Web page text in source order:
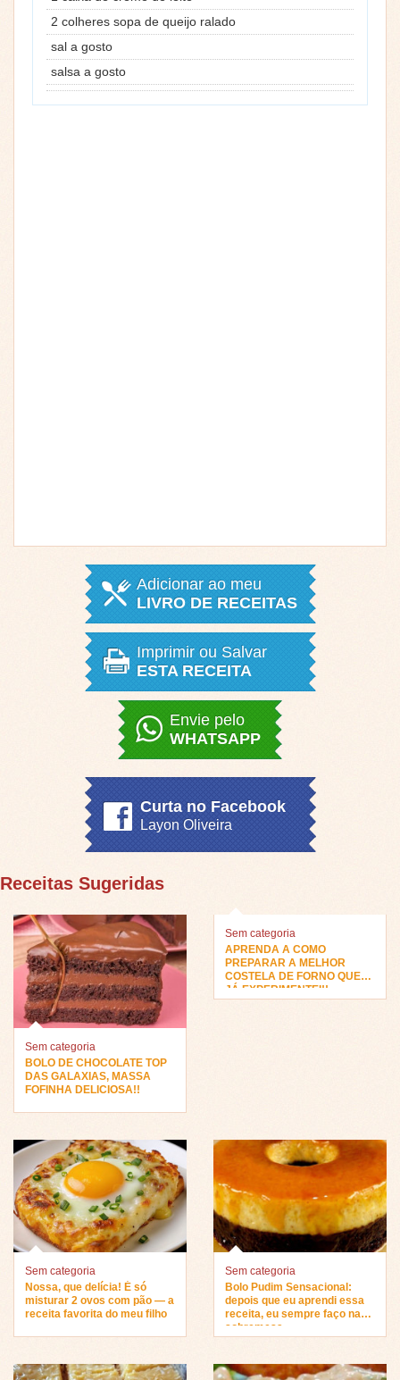
2 colheres sopa de queijo ralado
sal a gosto
salsa a gosto
Adicionar ao meu
LIVRO DE RECEITAS
Imprimir ou Salvar
ESTA RECEITA
Envie pelo
WHATSAPP
Curta no Facebook
Layon Oliveira
Receitas Sugeridas
Sem categoria
BOLO DE CHOCOLATE TOP
DAS GALAXIAS, MASSA
FOFINHA DELICIOSA!!
Sem categoria
APRENDA A COMO
PREPARAR A MELHOR
COSTELA DE FORNO QUE
JÁ EXPERIMENTEI!!
Sem categoria
Nossa, que delícia! É só
misturar 2 ovos com pão — a
receita favorita do meu filho
Sem categoria
Bolo Pudim Sensacional:
depois que eu aprendi essa
receita, eu sempre faço na
sobremesa…